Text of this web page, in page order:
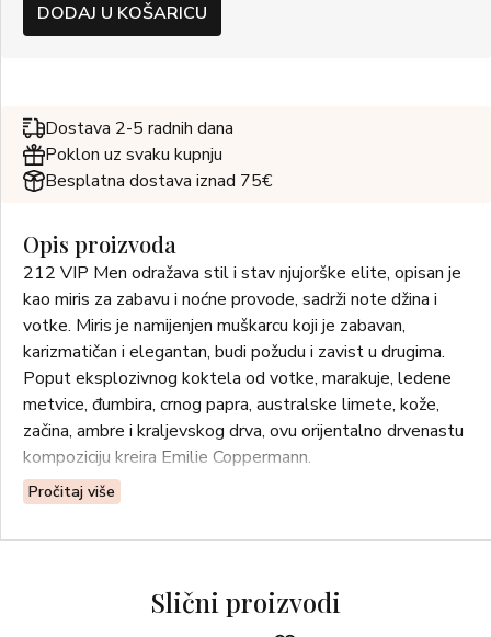
DODAJ U KOŠARICU
Dostava 2-5 radnih dana
Poklon uz svaku kupnju
Besplatna dostava iznad 75€
Opis proizvoda
212 VIP Men odražava stil i stav njujorške elite, opisan je
kao miris za zabavu i noćne provode, sadrži note džina i
votke. Miris je namijenjen muškarcu koji je zabavan,
karizmatičan i elegantan, budi požudu i zavist u drugima.
Poput eksplozivnog koktela od votke, marakuje, ledene
metvice, đumbira, crnog papra, australske limete, kože,
začina, ambre i kraljevskog drva, ovu orijentalno drvenastu
kompoziciju kreira Emilie Coppermann.
Pročitaj više
Slični proizvodi